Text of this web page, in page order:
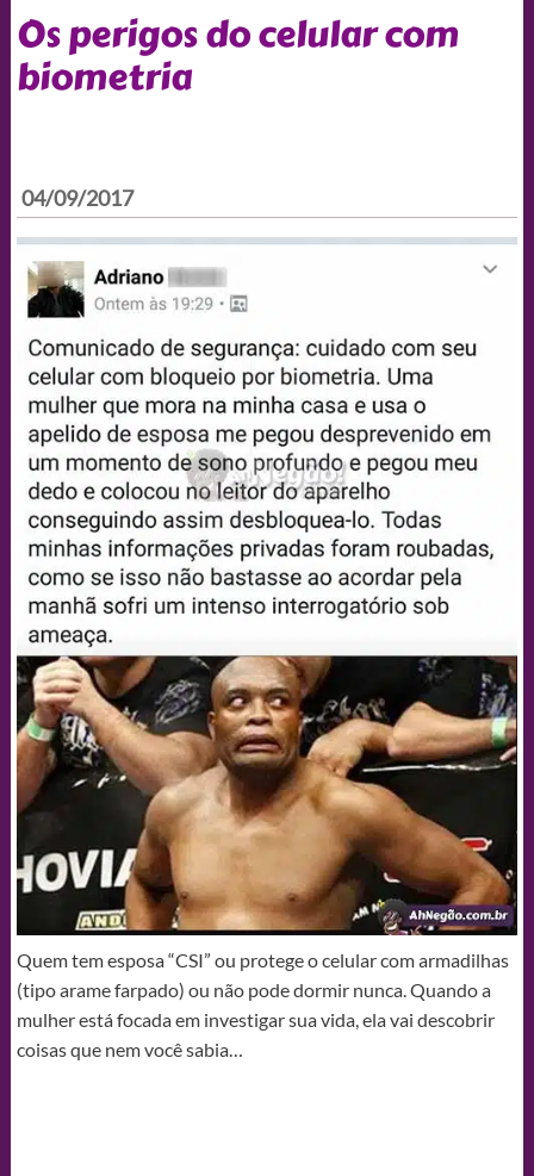
Os perigos do celular com
biometria
04/09/2017
Quem tem esposa “CSI” ou protege o celular com armadilhas
(tipo arame farpado) ou não pode dormir nunca. Quando a
mulher está focada em investigar sua vida, ela vai descobrir
coisas que nem você sabia…